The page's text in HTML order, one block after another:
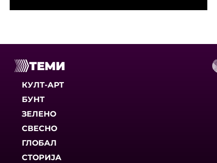
ТЕМИ
КУЛТ-АРТ
БУНТ
ЗЕЛЕНО
СВЕСНО
ГЛОБАЛ
СТОРИЈА